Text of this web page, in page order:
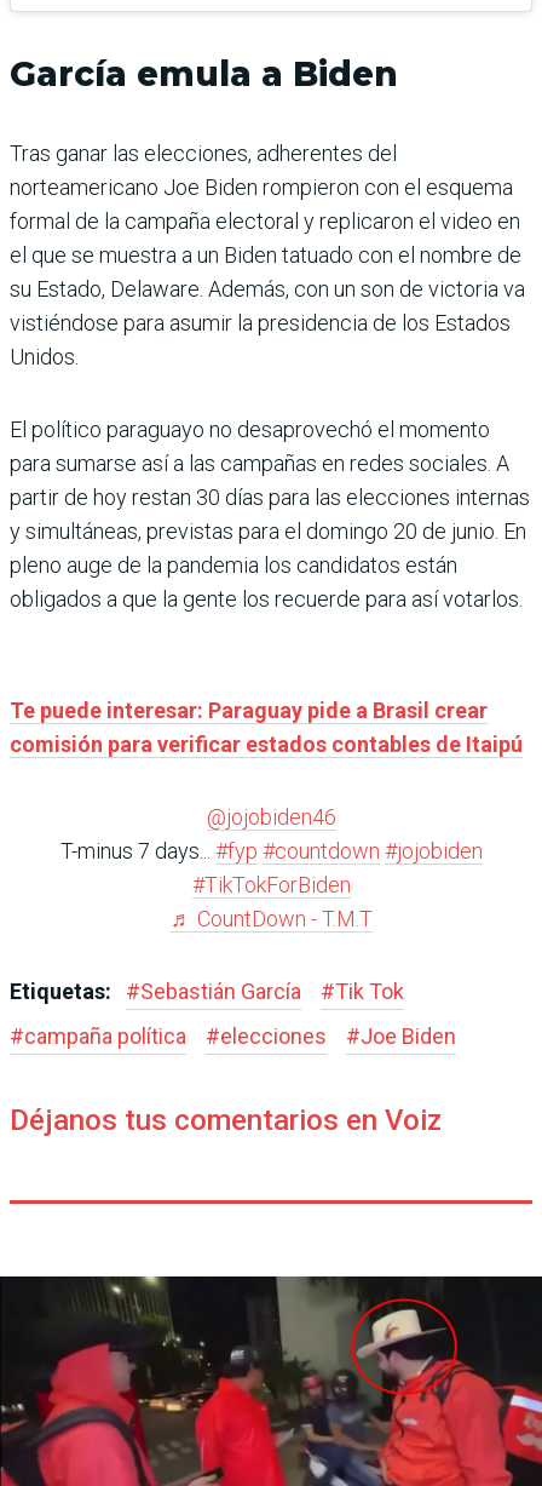
García emula a Biden
Tras ganar las elecciones, adherentes del
norteamericano Joe Biden rompieron con el esquema
formal de la campaña electoral y replicaron el video en
el que se muestra a un Biden tatuado con el nombre de
su Estado, Delaware. Además, con un son de victoria va
vistiéndose para asumir la presidencia de los Estados
Unidos.
El político paraguayo no desaprovechó el momento
para sumarse así a las campañas en redes sociales. A
partir de hoy restan 30 días para las elecciones internas
y simultáneas, previstas para el domingo 20 de junio. En
pleno auge de la pandemia los candidatos están
obligados a que la gente los recuerde para así votarlos.
Te puede interesar: Paraguay pide a Brasil crear
comisión para verificar estados contables de Itaipú
@jojobiden46
T-minus 7 days... #fyp #countdown #jojobiden
#TikTokForBiden
♬ CountDown - T.M.T
Etiquetas: #Sebastián García #Tik Tok
#campaña política #elecciones #Joe Biden
Déjanos tus comentarios en Voiz